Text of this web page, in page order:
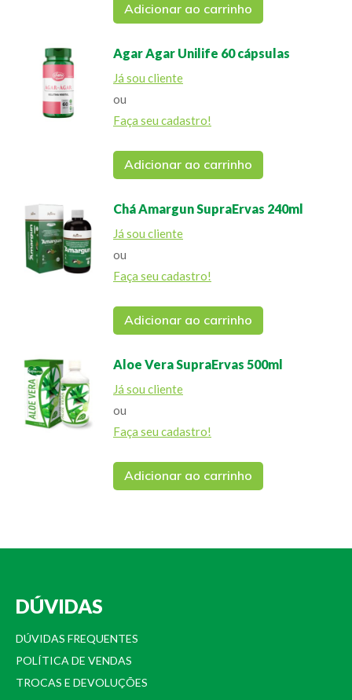
Adicionar ao carrinho
Agar Agar Unilife 60 cápsulas
Já sou cliente
ou
Faça seu cadastro!
Adicionar ao carrinho
Chá Amargun SupraErvas 240ml
Já sou cliente
ou
Faça seu cadastro!
Adicionar ao carrinho
Aloe Vera SupraErvas 500ml
Já sou cliente
ou
Faça seu cadastro!
Adicionar ao carrinho
DÚVIDAS
DÚVIDAS FREQUENTES
POLÍTICA DE VENDAS
TROCAS E DEVOLUÇÕES